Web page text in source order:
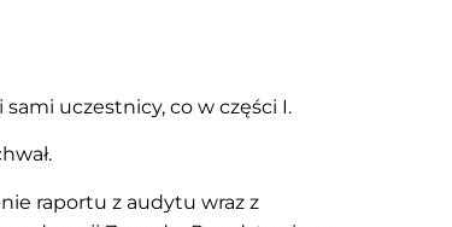
uczestnicy, co w części I.
raportu z audytu wraz z